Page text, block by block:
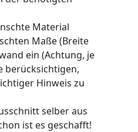
Material
Maße (Breite
ein (Achtung, je
berücksichtigen,
Hinweis zu
selber aus
ist es geschafft!